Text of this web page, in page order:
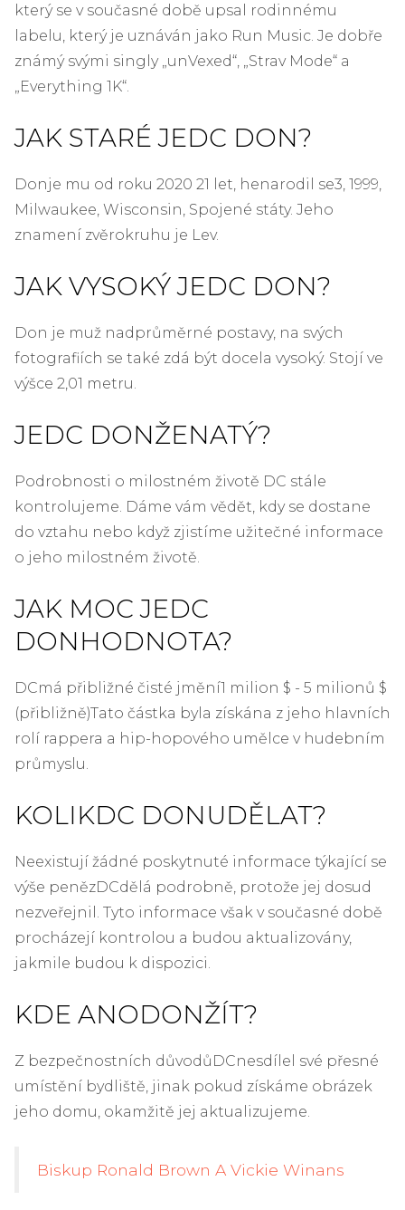
který se v současné době upsal rodinnému
labelu, který je uznáván jako Run Music. Je dobře
známý svými singly „unVexed“, „Strav Mode“ a
„Everything 1K“.
JAK STARÉ JEDC DON?
Donje mu od roku 2020 21 let, henarodil se3, 1999,
Milwaukee, Wisconsin, Spojené státy. Jeho
znamení zvěrokruhu je Lev.
JAK VYSOKÝ JEDC DON?
Don je muž nadprůměrné postavy, na svých
fotografiích se také zdá být docela vysoký. Stojí ve
výšce 2,01 metru.
JEDC DONŽENATÝ?
Podrobnosti o milostném životě DC stále
kontrolujeme. Dáme vám vědět, kdy se dostane
do vztahu nebo když zjistíme užitečné informace
o jeho milostném životě.
JAK MOC JEDC
DONHODNOTA?
DCmá přibližné čisté jmění1 milion $ - 5 milionů $
(přibližně)Tato částka byla získána z jeho hlavních
rolí rappera a hip-hopového umělce v hudebním
průmyslu.
KOLIKDC DONUDĚLAT?
Neexistují žádné poskytnuté informace týkající se
výše penězDCdělá podrobně, protože jej dosud
nezveřejnil. Tyto informace však v současné době
procházejí kontrolou a budou aktualizovány,
jakmile budou k dispozici.
KDE ANODONŽÍT?
Z bezpečnostních důvodů DCnesdílel své přesné
umístění bydliště, jinak pokud získáme obrázek
jeho domu, okamžitě jej aktualizujeme.
Biskup Ronald Brown A Vickie Winans